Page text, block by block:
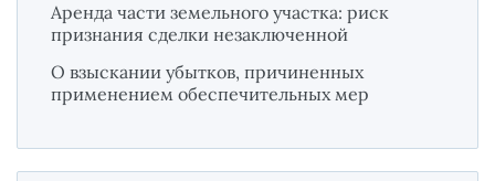
Аренда части земельного участка: риск
признания сделки незаключенной
О взыскании убытков, причиненных
применением обеспечительных мер